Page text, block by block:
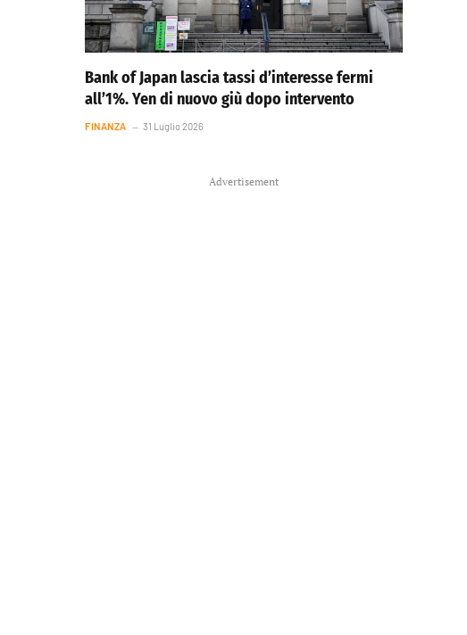
Bank of Japan lascia tassi d’interesse fermi
all’1%. Yen di nuovo giù dopo intervento
FINANZA 31 Luglio 2026
Advertisement